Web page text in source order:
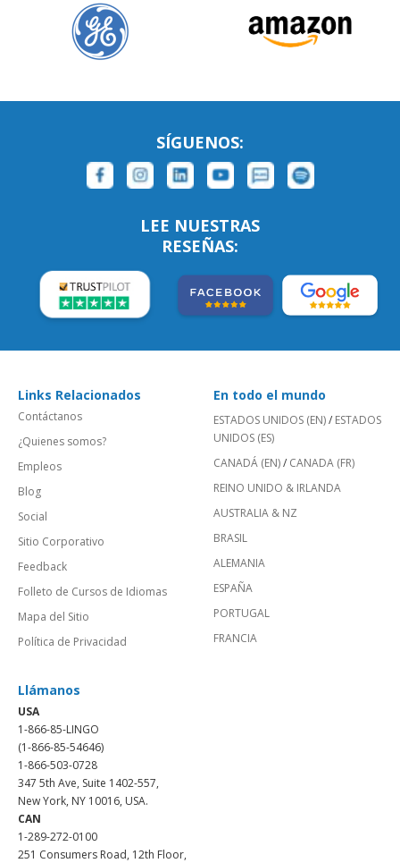
SÍGUENOS:
LEE NUESTRAS
RESEÑAS:
Links Relacionados
Contáctanos
¿Quienes somos?
Empleos
Blog
Social
Sitio Corporativo
Feedback
Folleto de Cursos de Idiomas
Mapa del Sitio
Política de Privacidad
En todo el mundo
ESTADOS UNIDOS (EN)/ ESTADOS
UNIDOS (ES)
CANADÁ (EN)/ CANADA (FR)
REINO UNIDO & IRLANDA
AUSTRALIA & NZ
BRASIL
ALEMANIA
ESPAÑA
PORTUGAL
FRANCIA
Llámanos
USA
1-866-85-LINGO
(1-866-85-54646)
1-866-503-0728
347 5th Ave, Suite 1402-557,
New York, NY 10016, USA.
CAN
1-289-272-0100
251 Consumers Road, 12th Floor,